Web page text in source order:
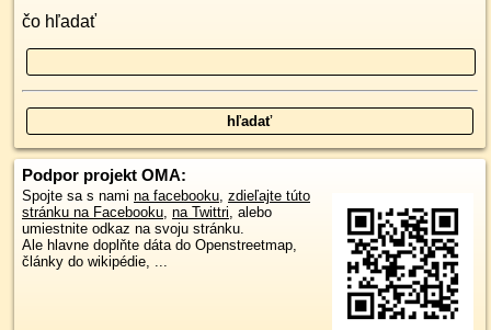
čo hľadať
Podpor projekt OMA:
Spojte sa s nami na facebooku, zdieľajte túto
stránku na Facebooku, na Twittri, alebo
umiestnite odkaz na svoju stránku.
Ale hlavne doplňte dáta do Openstreetmap,
články do wikipédie, ...